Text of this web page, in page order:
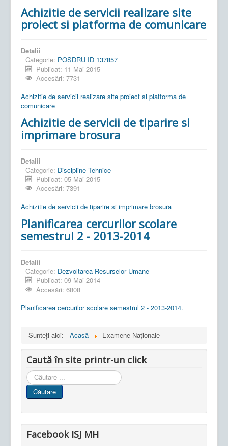
Achizitie de servicii realizare site
proiect si platforma de comunicare
Detalii
Categorie: POSDRU ID 137857
Publicat: 11 Mai 2015
Accesări: 7731
Achizitie de servicii realizare site proiect si platforma de
comunicare
Achizitie de servicii de tiparire si
imprimare brosura
Detalii
Categorie: Discipline Tehnice
Publicat: 05 Mai 2015
Accesări: 7391
Achizitie de servicii de tiparire si imprimare brosura
Planificarea cercurilor scolare
semestrul 2 - 2013-2014
Detalii
Categorie: Dezvoltarea Resurselor Umane
Publicat: 09 Mai 2014
Accesări: 6808
Planificarea cercurilor scolare semestrul 2 - 2013-2014.
Sunteți aici: Acasă Examene Naționale
Caută în site printr-un click
Cauta
in
site
Căutare
Facebook ISJ MH